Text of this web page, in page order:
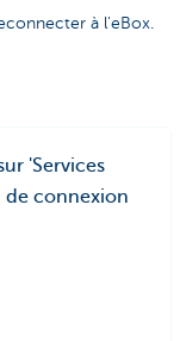
à l'eBox.
'Services
de connexion